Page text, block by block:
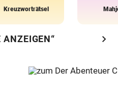
Kreuzworträtsel
ANZEIGEN“ chevron_right